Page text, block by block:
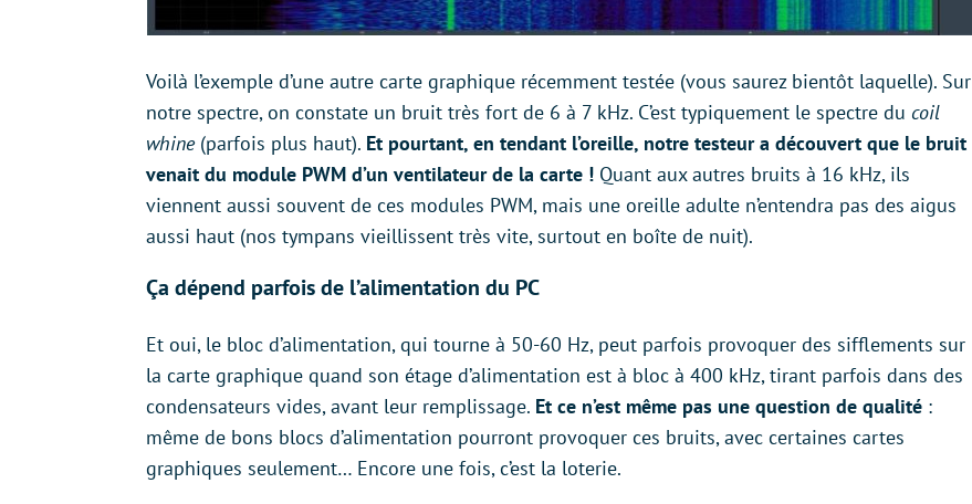
Voilà l’exemple d’une autre carte graphique récemment testée (vous saurez bientôt laquelle). Sur
notre spectre, on constate un bruit très fort de 6 à 7 kHz. C’est typiquement le spectre du coil
whine(parfois plus haut). Et pourtant, en tendant l’oreille, notre testeur a découvert que le bruit
venait du module PWM d’un ventilateur de la carte ! Quant aux autres bruits à 16 kHz, ils
viennent aussi souvent de ces modules PWM, mais une oreille adulte n’entendra pas des aigus
aussi haut (nos tympans vieillissent très vite, surtout en boîte de nuit).
Ça dépend parfois de l’alimentation du PC
Et oui, le bloc d’alimentation, qui tourne à 50-60 Hz, peut parfois provoquer des sifflements sur
la carte graphique quand son étage d’alimentation est à bloc à 400 kHz, tirant parfois dans des
condensateurs vides, avant leur remplissage. Et ce n’est même pas une question de qualité :
même de bons blocs d’alimentation pourront provoquer ces bruits, avec certaines cartes
graphiques seulement… Encore une fois, c’est la loterie.